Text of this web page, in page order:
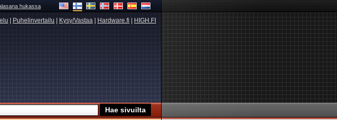
hukassa
Puhelinvertailu Kysy/Vastaa Hardware.fi HIGH.FI